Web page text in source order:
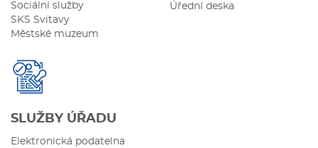
Sociální služby
SKS Svitavy
Městské muzeum
Úřední deska
SLUŽBY ÚŘADU
Elektronická podatelna